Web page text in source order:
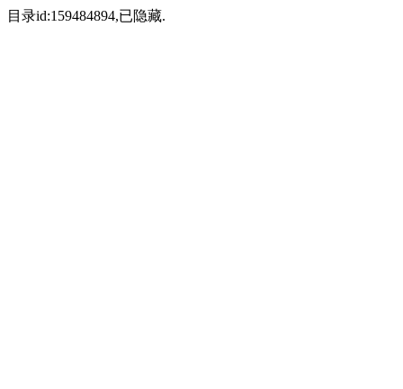
目录id:159484894,已隐藏.